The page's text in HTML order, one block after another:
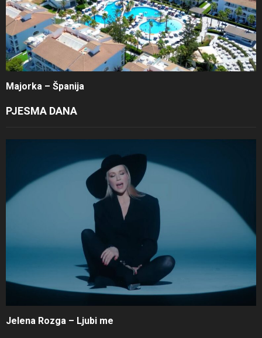
Majorka – Španija
PJESMA DANA
Jelena Rozga – Ljubi me